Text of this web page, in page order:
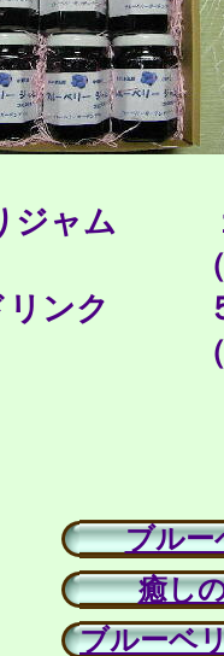
ジャム
リンク
ブルー
癒し
ブルーベ